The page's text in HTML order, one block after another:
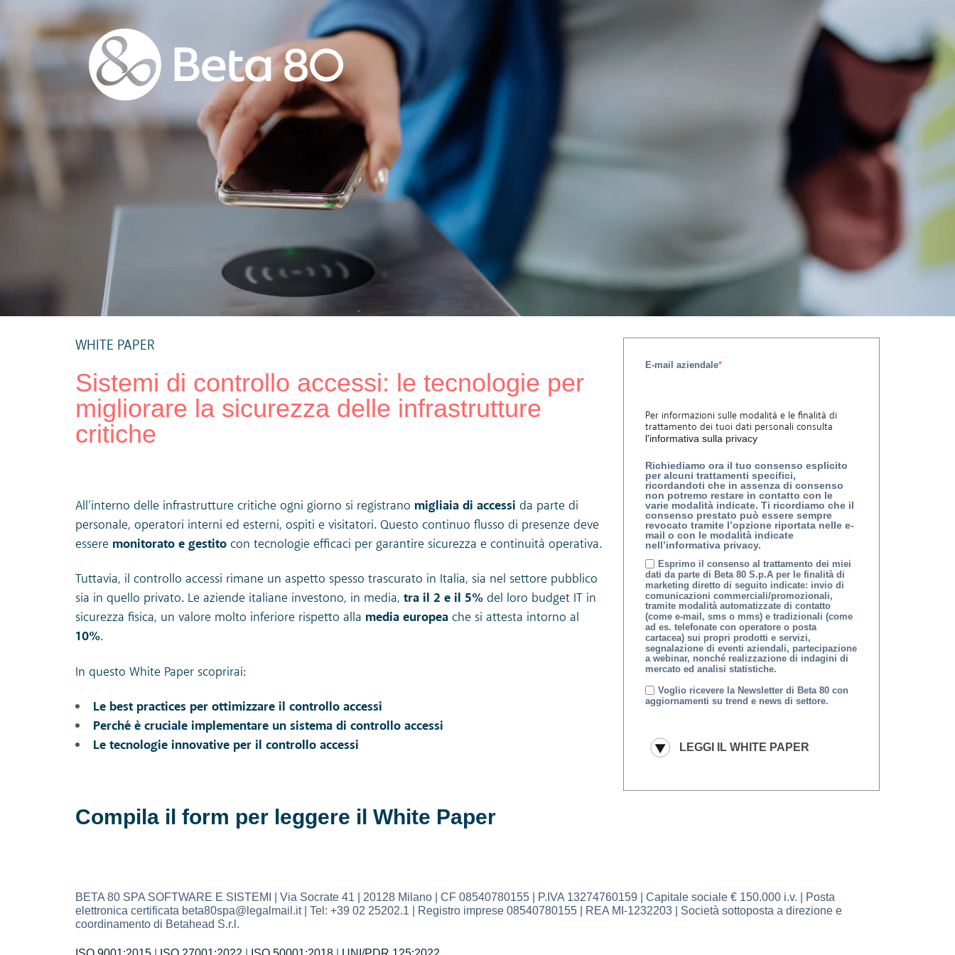
WHITE PAPER
Sistemi di controllo accessi: le tecnologie per
migliorare la sicurezza delle infrastrutture
critiche
All’interno delle infrastrutture critiche ogni giorno si registrano migliaia di accessi da parte di
personale, operatori interni ed esterni, ospiti e visitatori. Questo continuo flusso di presenze deve
essere monitorato e gestitocon tecnologie efficaci per garantire sicurezza e continuità operativa.
Tuttavia, il controllo accessi rimane un aspetto spesso trascurato in Italia, sia nel settore pubblico
sia in quello privato. Le aziende italiane investono, in media, tra il 2 e il 5%del loro budget IT in
sicurezza fisica, un valore molto inferiore rispetto alla media europeache si attesta intorno al
10%.
In questo White Paper scoprirai:
Le best practices per ottimizzare il controllo accessi
Perché è cruciale implementare un sistema di controllo accessi
Le tecnologie innovative per il controllo accessi
Compila il form per leggere il White Paper
E-mail aziendale*
Per informazioni sulle modalità e le finalità di
trattamento dei tuoi dati personali consulta
l'informativa sulla privacy
Richiediamo ora il tuo consenso esplicito
per alcuni trattamenti specifici,
ricordandoti che in assenza di consenso
non potremo restare in contatto con le
varie modalità indicate. Ti ricordiamo che il
consenso prestato può essere sempre
revocato tramite l’opzione riportata nelle e-
mail o con le modalità indicate
nell’informativa privacy.
Esprimo il consenso al trattamento dei miei
dati da parte di Beta 80 S.p.A per le finalità di
marketing diretto di seguito indicate: invio di
comunicazioni commerciali/promozionali,
tramite modalità automatizzate di contatto
(come e-mail, sms o mms) e tradizionali (come
ad es. telefonate con operatore o posta
cartacea) sui propri prodotti e servizi,
segnalazione di eventi aziendali, partecipazione
a webinar, nonché realizzazione di indagini di
mercato ed analisi statistiche.
Voglio ricevere la Newsletter di Beta 80 con
aggiornamenti su trend e news di settore.
BETA 80 SPA SOFTWARE E SISTEMI | Via Socrate 41 | 20128 Milano | CF 08540780155 | P.IVA 13274760159 | Capitale sociale € 150.000 i.v. | Posta
elettronica certificata beta80spa@legalmail.it | Tel: +39 02 25202.1 | Registro imprese 08540780155 | REA MI-1232203 | Società sottoposta a direzione e
coordinamento di Betahead S.r.l.